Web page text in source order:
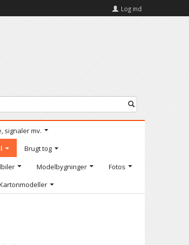
Log ind
signaler mv.
Brugt tog
Modelbygninger
Fotos